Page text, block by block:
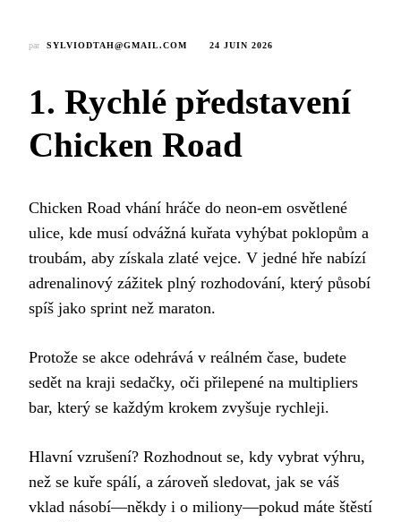
par SYLVIODTAH@GMAIL.COM 24 JUIN 2026
1. Rychlé představení
Chicken Road
Chicken Road vhání hráče do neon‑em osvětlené
ulice, kde musí odvážná kuřata vyhýbat poklopům a
troubám, aby získala zlaté vejce. V jedné hře nabízí
adrenalinový zážitek plný rozhodování, který působí
spíš jako sprint než maraton.
Protože se akce odehrává v reálném čase, budete
sedět na kraji sedačky, oči přilepené na multipliers
bar, který se každým krokem zvyšuje rychleji.
Hlavní vzrušení? Rozhodnout se, kdy vybrat výhru,
než se kuře spálí, a zároveň sledovat, jak se váš
vklad násobí—někdy i o miliony—pokud máte štěstí